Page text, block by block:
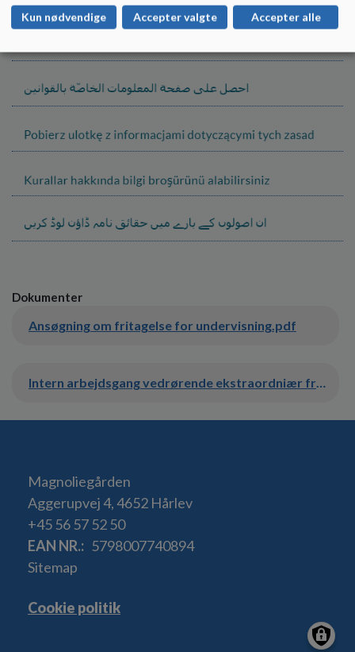
Dokumenter
Ansøgning om fritagelse for undervisning.pdf
Intern arbejdsgang vedrørende ekstraordniær frihed.pdf
Magnoliegården
Aggerupvej 4, 4652 Hårlev
+45 56 57 52 50
EAN NR.
5798007740894
Sitemap
Cookie politik
Kun nødvendige Accepter valgte Accepter alle